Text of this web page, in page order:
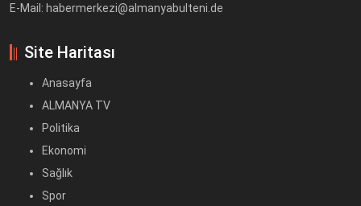
E-Mail: habermerkezi@almanyabulteni.de
Site Haritası
Anasayfa
ALMANYA TV
Politika
Ekonomi
Sağlık
Spor